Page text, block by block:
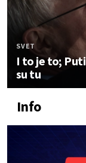
SVET
I to je to;
su tu
Info